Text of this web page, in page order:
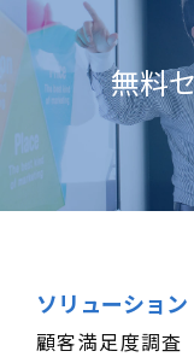
無料
ソリューション
顧客満足度調査